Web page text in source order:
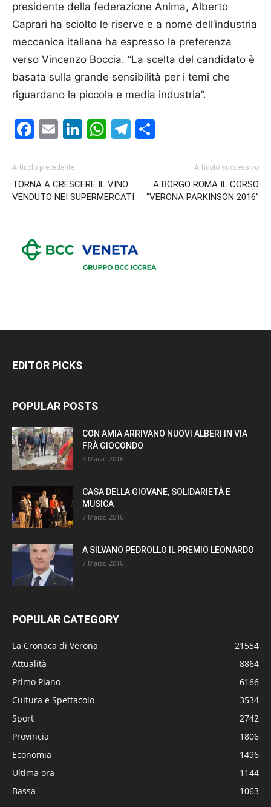
presidente della federazione Anima, Alberto
Caprari ha sciolto le riserve e a nome dell’industria
meccanica italiana ha espresso la preferenza
verso Vincenzo Boccia. “La scelta del candidato è
basata sulla grande sensibilità per i temi che
riguardano la piccola e media industria”.
Facebook
EmailLinkedIn
WhatsApp
Telegram
Articolo precedente
TORNA A CRESCERE IL VINO
VENDUTO NEI SUPERMERCATI
Articolo successivo
A BORGO ROMA IL CORSO
“VERONA PARKINSON 2016”
EDITOR PICKS
POPULAR POSTS
CON AMIA ARRIVANO NUOVI ALBERI IN VIA
FRÀ GIOCONDO
8 Marzo 2016
CASA DELLA GIOVANE, SOLIDARIETÀ E
MUSICA
7 Marzo 2016
A SILVANO PEDROLLO IL PREMIO LEONARDO
7 Marzo 2016
POPULAR CATEGORY
La Cronaca di Verona
21554
Attualità
8864
Primo Piano
6166
Cultura e Spettacolo
3534
Sport
2742
Provincia
1806
Economia
1496
Ultima ora
1144
Bassa
1063